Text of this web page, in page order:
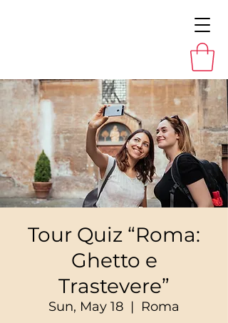
Tour Quiz “Roma:
Ghetto e
Trastevere”
Sun, May 18
  |
Roma